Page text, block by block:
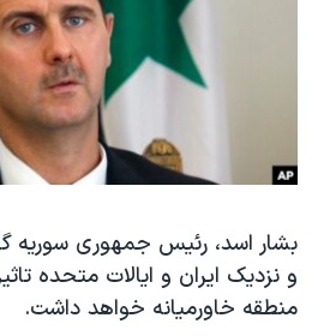
فرهنگ و زندگی
حقوق شهروندی
علم و فناوری
گالری عکس
آرشیو پخش زنده
انتخابات ریاست جمهوری آمریکا ۲۰۲۴
حمله جمهوری اسلامی به اسرائیل
اعتراضات زن، زندگی، آزادی
مجموعه مستندهای دادخواهی
تریبونال مردمی آبان ۹۸
زبانهای مختلف
بشار اسد، رئیس جمهوری سوریه
و نزدیک ایران و ایالات متحده
منطقه خاورمیانه خواهد داشت.